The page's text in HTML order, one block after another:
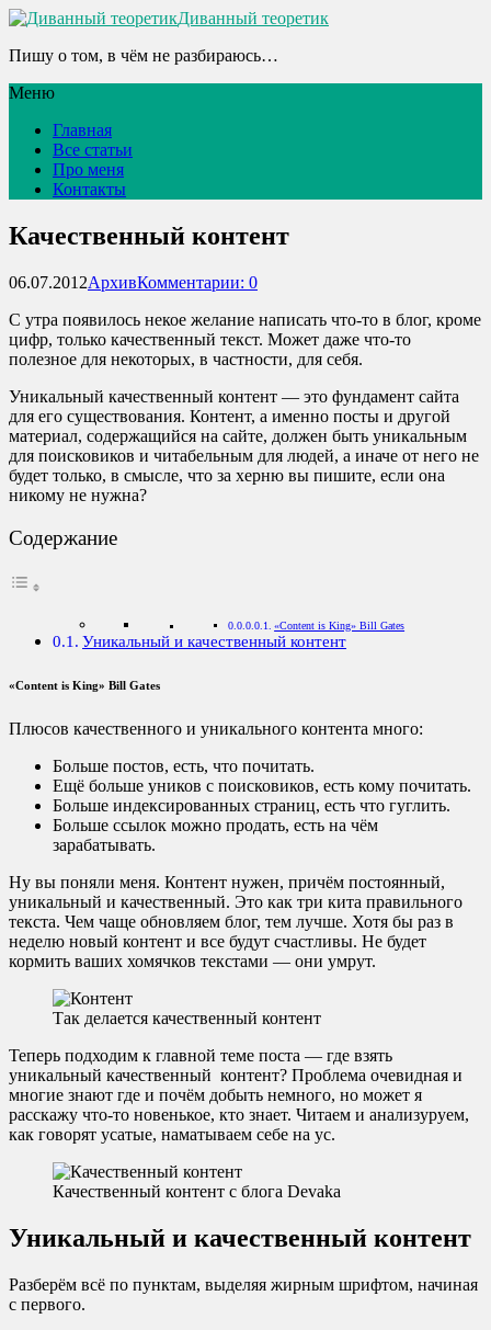
Диванный теоретик
Пишу о том, в чём не разбираюсь…
Меню
Главная
Все статьи
Про меня
Контакты
Качественный контент
06.07.2012АрхивКомментарии: 0
С утра появилось некое желание написать что-то в блог, кроме
цифр, только качественный текст. Может даже что-то
полезное для некоторых, в частности, для себя.
Уникальный качественный контент — это фундамент сайта
для его существования. Контент, а именно посты и другой
материал, содержащийся на сайте, должен быть уникальным
для поисковиков и читабельным для людей, а иначе от него не
будет только, в смысле, что за херню вы пишите, если она
никому не нужна?
Содержание
«Content is King» Bill Gates
Уникальный и качественный контент
«Content is King» Bill Gates
Плюсов качественного и уникального контента много:
Больше постов, есть, что почитать.
Ещё больше уников с поисковиков, есть кому почитать.
Больше индексированных страниц, есть что гуглить.
Больше ссылок можно продать, есть на чём
зарабатывать.
Ну вы поняли меня. Контент нужен, причём постоянный,
уникальный и качественный. Это как три кита правильного
текста. Чем чаще обновляем блог, тем лучше. Хотя бы раз в
неделю новый контент и все будут счастливы. Не будет
кормить ваших хомячков текстами — они умрут.
Так делается качественный контент
Теперь подходим к главной теме поста — где взять
уникальный качественный контент? Проблема очевидная и
многие знают где и почём добыть немного, но может я
расскажу что-то новенькое, кто знает. Читаем и анализуруем,
как говорят усатые, наматываем себе на ус.
Качественный контент с блога Devaka
Уникальный и качественный контент
Разберём всё по пунктам, выделяя жирным шрифтом, начиная
с первого.